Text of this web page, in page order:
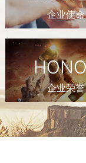
企业使命
企业荣誉